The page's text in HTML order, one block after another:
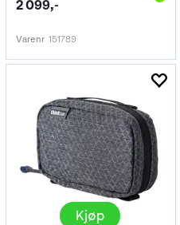
2 099,-
Varenr 151789
Kjøp